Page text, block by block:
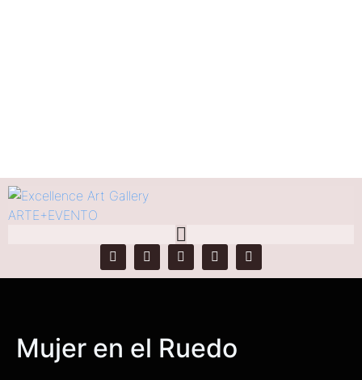
Mujer en el Ruedo
Products Mujer en el Ruedo
Mujer en el Ruedo